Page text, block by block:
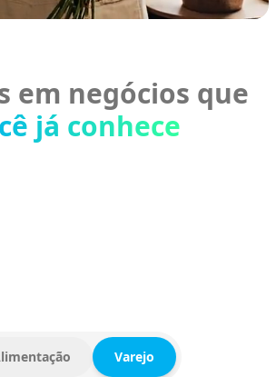
em negócios que
já conhece
Varejo